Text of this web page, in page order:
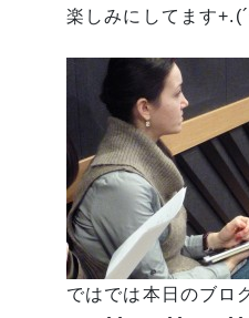
楽しみにしてます
ではでは本日のブロ